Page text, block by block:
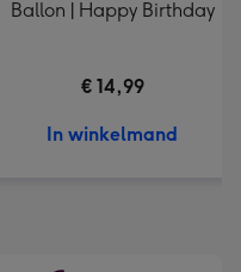
Ballon | Happy Birthday
€ 14,99
In winkelmand